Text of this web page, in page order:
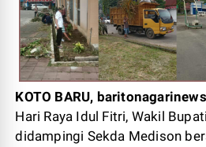
KOTO BARU,
Hari Raya Idul Fitri, Wakil
didampingi Sekda Medison